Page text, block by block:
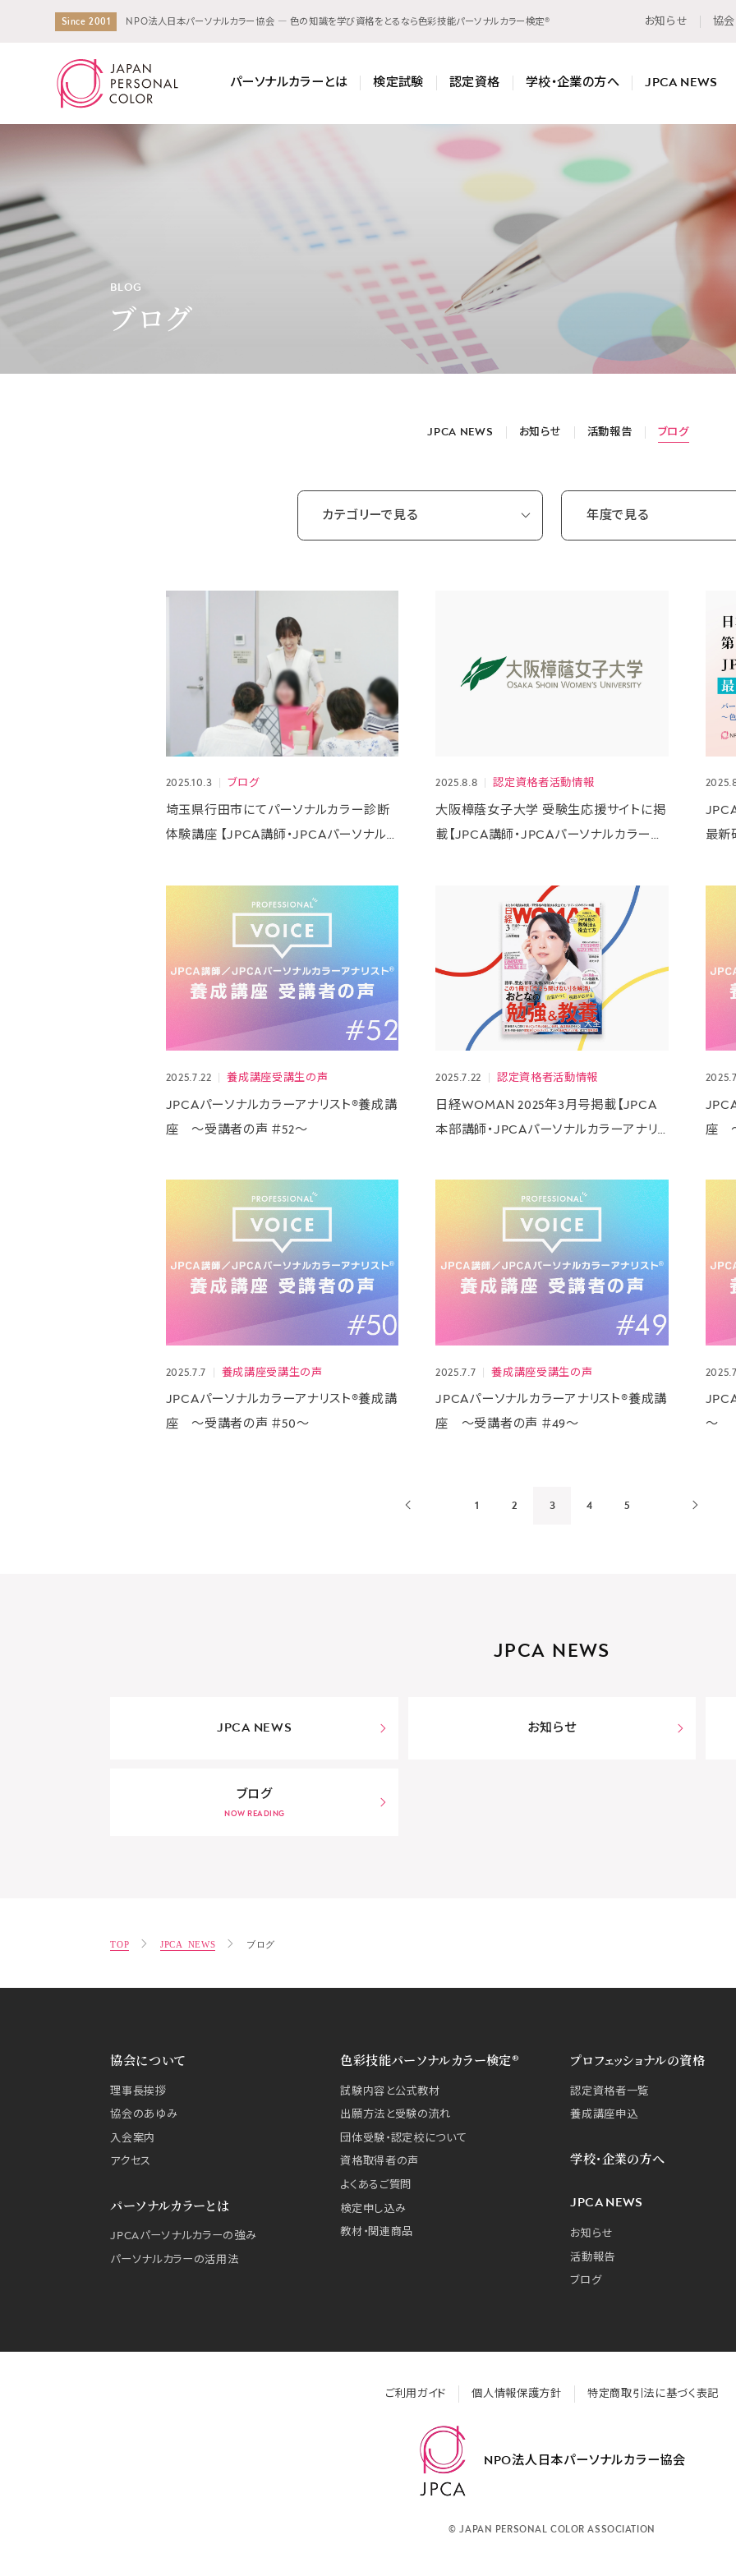
Since 2001 NPO法人日本パーソナルカラー協会 ― 色の知識を学び資格をとるなら色彩技能パーソナルカラー検定® お知らせ 協
パーソナルカラーとは 検定試験 認定資格 学校・企業の方へ JPCA NEWS
BLOG
ブログ
JPCA NEWS お知らせ 活動報告 ブログ
カテゴリーで見る
認定資格者活動情報
養成講座受講生の声
年度で見る
2025.10.3 ブログ
埼玉県行田市にてパーソナルカラー診断
体験講座 【JPCA講師・JPCAパーソナルカ
2025.8.8 認定資格者活動情報
大阪樟蔭女子大学 受験生応援サイトに掲
載【JPCA講師・JPCAパーソナルカラーア
最新
2025.7.22 養成講座受講生の声
JPCAパーソナルカラーアナリスト®養成講
座 ～受講者の声 ＃52～
2025.7.22 認定資格者活動情報
日経WOMAN 2025年3月号掲載【JPCA
本部講師・JPCAパーソナルカラーアナリ
座
2025.7.7 養成講座受講生の声
JPCAパーソナルカラーアナリスト®養成講
座 ～受講者の声 ＃50～
2025.7.7 養成講座受講生の声
JPCAパーソナルカラーアナリスト®養成講
座 ～受講者の声 ＃49～
～
1 2 3 4 5
JPCA NEWS
JPCA NEWS お知らせ
ブログ
TOP JPCA NEWS ブログ
協会について
理事長挨拶
協会のあゆみ
入会案内
アクセス
パーソナルカラーとは
JPCAパーソナルカラーの強み
パーソナルカラーの活用法
色彩技能パーソナルカラー検定®
試験内容と公式教材
出願方法と受験の流れ
団体受験・認定校について
資格取得者の声
よくあるご質問
検定申し込み
教材・関連商品
プロフェッショナルの資格
認定資格者一覧
養成講座申込
学校・企業の方へ
JPCA NEWS
お知らせ
活動報告
ブログ
ご利用ガイド 個人情報保護方針 特定商取引法に基づく表記
NPO法人日本パーソナルカラー協会
© JAPAN PERSONAL COLOR ASSOCIATION